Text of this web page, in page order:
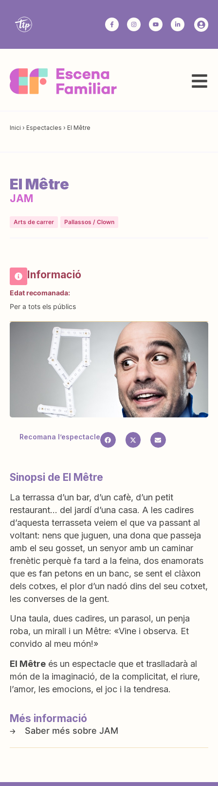
Inici › Espectacles › El Mêtre
El Mêtre
JAM
Arts de carrer Pallassos / Clown
Informació
Edat recomanada:
Per a tots els públics
Recomana l’espectacle
Sinopsi de El Mêtre
La terrassa d’un bar, d’un cafè, d’un petit
restaurant… del jardí d’una casa. A les cadires
d’aquesta terrasseta veiem el que va passant al
voltant: nens que juguen, una dona que passeja
amb el seu gosset, un senyor amb un caminar
frenètic perquè fa tard a la feina, dos enamorats
que es fan petons en un banc, se sent el clàxon
dels cotxes, el plor d’un nadó dins del seu cotxet,
les converses de la gent.
Una taula, dues cadires, un parasol, un penja
roba, un mirall i un Mêtre: «Vine i observa. Et
convido al meu món!»
El Mêtre és un espectacle que et traslladarà al
món de la imaginació, de la complicitat, el riure,
l’amor, les emocions, el joc i la tendresa.
Més informació
JAM